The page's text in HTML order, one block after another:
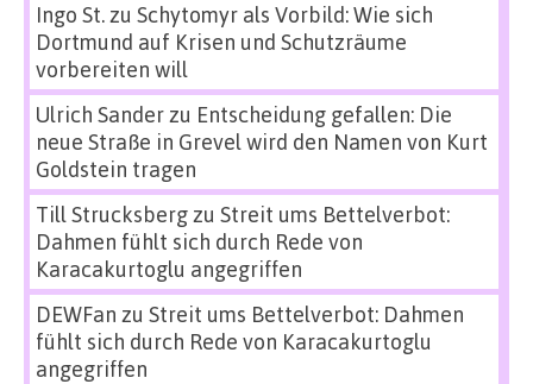
Ingo St.zu Schytomyr als Vorbild: Wie sich
Dortmund auf Krisen und Schutzräume
vorbereiten will
Ulrich Sanderzu Entscheidung gefallen: Die
neue Straße in Grevel wird den Namen von Kurt
Goldstein tragen
Till Strucksbergzu Streit ums Bettelverbot:
Dahmen fühlt sich durch Rede von
Karacakurtoglu angegriffen
DEWFan zu Streit ums Bettelverbot: Dahmen
fühlt sich durch Rede von Karacakurtoglu
angegriffen